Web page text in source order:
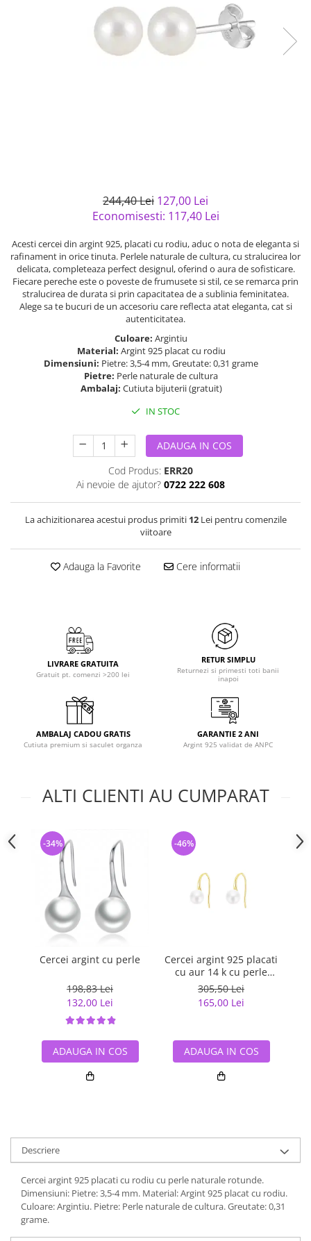
Bijuterii argint placat cu aur
Bijuterii argint cu diverse
Bijuterii gotice si rock
244,40 Lei 127,00 Lei
Economisesti: 117,40 Lei
Acesti cercei din argint 925, placati cu rodiu, aduc o nota de eleganta si
rafinament in orice tinuta. Perlele naturale de cultura, cu stralucirea lor
delicata, completeaza perfect designul, oferind o aura de sofisticare.
Fiecare pereche este o poveste de frumusete si stil, ce se remarca prin
stralucirea de durata si prin capacitatea de a sublinia feminitatea.
Alege sa te bucuri de un accesoriu care reflecta atat eleganta, cat si
autenticitatea.
Culoare: Argintiu
Material: Argint 925 placat cu rodiu
Dimensiuni: Pietre: 3,5-4 mm, Greutate: 0,31 grame
Pietre: Perle naturale de cultura
Ambalaj: Cutiuta bijuterii (gratuit)
IN STOC
ADAUGA IN COS
Cod Produs: ERR20
Ai nevoie de ajutor? 0722 222 608
La achizitionarea acestui produs primiti 12Lei pentru comenzile
viitoare
Adauga la Favorite Cere informatii
LIVRARE GRATUITA
Gratuit pt. comenzi >200 lei
RETUR SIMPLU
Returnezi si primesti toti banii
inapoi
AMBALAJ CADOU GRATIS
Cutiuta premium si saculet organza
GARANTIE 2 ANI
Argint 925 validat de ANPC
ALTI CLIENTI AU CUMPARAT
Cercei argint cu perle
198,83 Lei
132,00 Lei
-34%
ADAUGA IN COS
Cercei argint 925 placati
cu aur 14 k cu perle
naturale
305,50 Lei
165,00 Lei
-46%
ADAUGA IN COS
Descriere
Cercei argint 925 placati cu rodiu cu perle naturale rotunde.
Dimensiuni: Pietre: 3,5-4 mm. Material: Argint 925 placat cu rodiu.
Culoare: Argintiu. Pietre: Perle naturale de cultura. Greutate: 0,31
grame.